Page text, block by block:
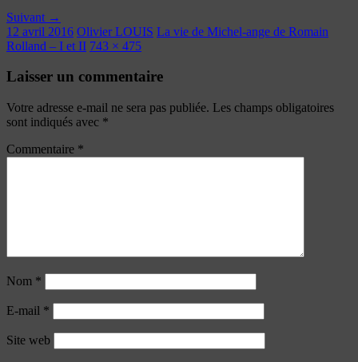
Suivant →
12 avril 2016 Olivier LOUIS La vie de Michel-ange de Romain
Rolland – I et II 743 × 475
Laisser un commentaire
Votre adresse e-mail ne sera pas publiée. Les champs obligatoires
sont indiqués avec *
Commentaire *
Nom *
E-mail *
Site web